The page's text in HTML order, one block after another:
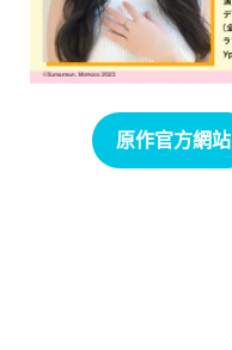
原作官方網站